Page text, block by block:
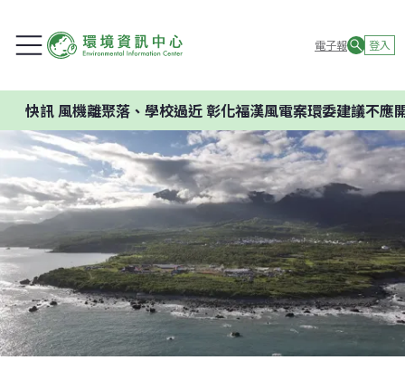
電子報 登入
聚落、學校過近 彰化福漢風電案環委建議不應開發